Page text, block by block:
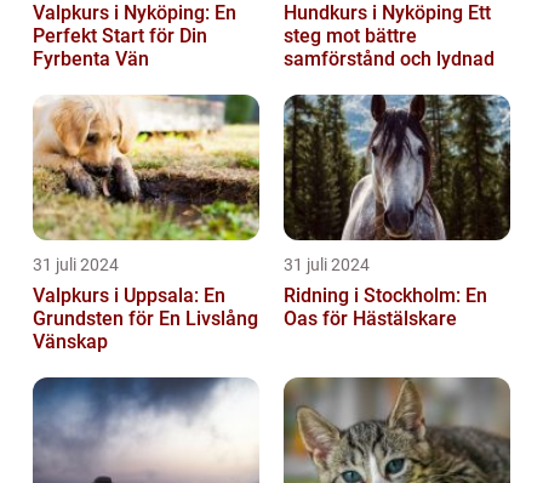
Valpkurs i Nyköping: En
Perfekt Start för Din
Fyrbenta Vän
Hundkurs i Nyköping Ett
steg mot bättre
samförstånd och lydnad
31 juli 2024
Valpkurs i Uppsala: En
Grundsten för En Livslång
Vänskap
31 juli 2024
Ridning i Stockholm: En
Oas för Hästälskare